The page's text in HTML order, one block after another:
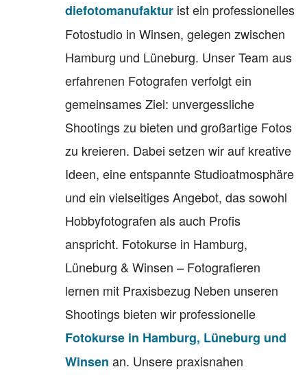
diefotomanufaktur ist ein professionelles
Fotostudio in Winsen, gelegen zwischen
Hamburg und Lüneburg. Unser Team aus
erfahrenen Fotografen verfolgt ein
gemeinsames Ziel: unvergessliche
Shootings zu bieten und großartige Fotos
zu kreieren. Dabei setzen wir auf kreative
Ideen, eine entspannte Studioatmosphäre
und ein vielseitiges Angebot, das sowohl
Hobbyfotografen als auch Profis
anspricht. Fotokurse in Hamburg,
Lüneburg & Winsen – Fotografieren
lernen mit Praxisbezug Neben unseren
Shootings bieten wir professionelle
Fotokurse in Hamburg, Lüneburg und
Winsen an. Unsere praxisnahen